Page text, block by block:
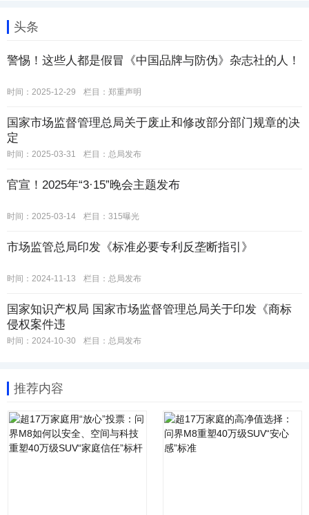
头条
警惕！这些人都是假冒《中国品牌与防伪》杂志社的人！
时间：2025-12-29 栏目： 郑重声明
国家市场监督管理总局关于废止和修改部分部门规章的决
定
时间：2025-03-31 栏目： 总局发布
官宣！2025年“3·15”晚会主题发布
时间：2025-03-14 栏目： 315曝光
市场监管总局印发《标准必要专利反垄断指引》
时间：2024-11-13 栏目： 总局发布
国家知识产权局 国家市场监督管理总局关于印发《商标
侵权案件违
时间：2024-10-30 栏目： 总局发布
推荐内容